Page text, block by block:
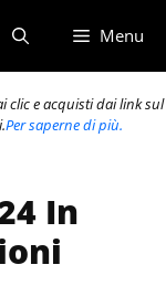
Menu
clic e acquisti dai link sul
Per saperne di più.
In